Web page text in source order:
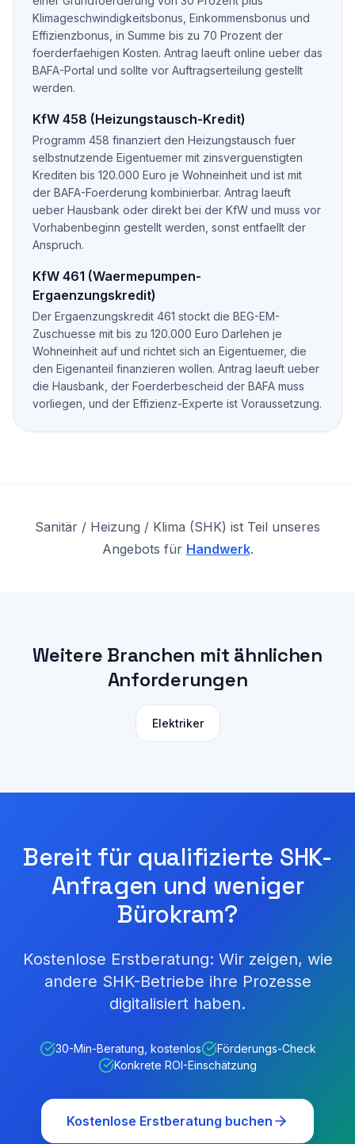
Klimageschwindigkeitsbonus, Einkommensbonus und
Effizienzbonus, in Summe bis zu 70 Prozent der
foerderfaehigen Kosten. Antrag laeuft online ueber das
BAFA-Portal und sollte vor Auftragserteilung gestellt
werden.
KfW 458 (Heizungstausch-Kredit)
Programm 458 finanziert den Heizungstausch fuer
selbstnutzende Eigentuemer mit zinsverguenstigten
Krediten bis 120.000 Euro je Wohneinheit und ist mit
der BAFA-Foerderung kombinierbar. Antrag laeuft
ueber Hausbank oder direkt bei der KfW und muss vor
Vorhabenbeginn gestellt werden, sonst entfaellt der
Anspruch.
KfW 461 (Waermepumpen-
Ergaenzungskredit)
Der Ergaenzungskredit 461 stockt die BEG-EM-
Zuschuesse mit bis zu 120.000 Euro Darlehen je
Wohneinheit auf und richtet sich an Eigentuemer, die
den Eigenanteil finanzieren wollen. Antrag laeuft ueber
die Hausbank, der Foerderbescheid der BAFA muss
vorliegen, und der Effizienz-Experte ist Voraussetzung.
Sanitär / Heizung / Klima (SHK) ist Teil unseres
Angebots für Handwerk.
Weitere Branchen mit ähnlichen
Anforderungen
Elektriker
Bereit für qualifizierte SHK-
Anfragen und weniger
Bürokram?
Kostenlose Erstberatung: Wir zeigen, wie
andere SHK-Betriebe ihre Prozesse
digitalisiert haben.
30-Min-Beratung, kostenlos
Förderungs-Check
Konkrete ROI-Einschätzung
Kostenlose Erstberatung buchen